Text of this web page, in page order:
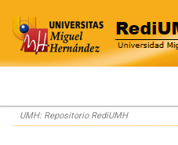
Skip
navigation
UMH: Repositorio RediUMH